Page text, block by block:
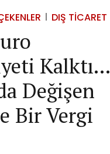
DIŞ TICARET
Kalktı…
Değişen
Bir Vergi